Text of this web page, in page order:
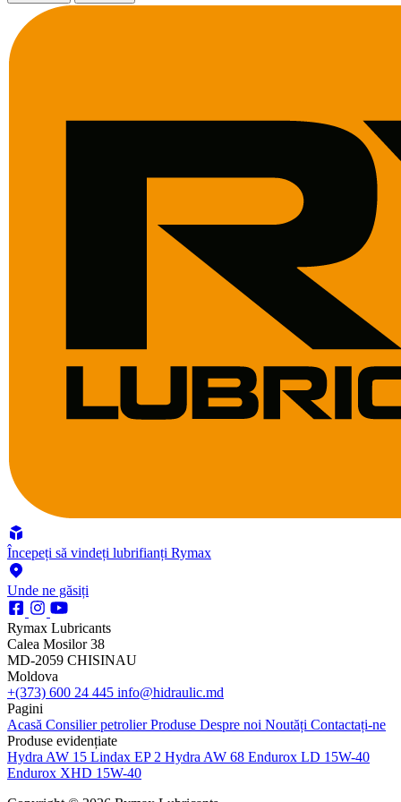
Începeți să vindeți lubrifianți Rymax
Unde ne găsiți
Rymax Lubricants
Calea Mosilor 38
MD-2059 CHISINAU
Moldova
+(373) 600 24 445 info@hidraulic.md
Pagini
Acasă Consilier petrolierProduse Despre noi Noutăți Contactați-ne
Produse evidențiate
Hydra AW 15 Lindax EP 2 Hydra AW 68 Endurox LD 15W-40
Endurox XHD 15W-40